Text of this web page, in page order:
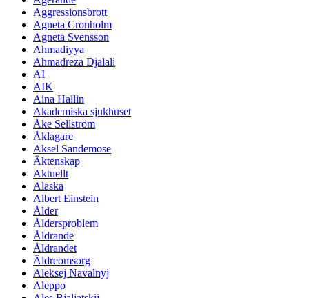
Aggressionsbrott
Agneta Cronholm
Agneta Svensson
Ahmadiyya
Ahmadreza Djalali
AI
AIK
Aina Hallin
Akademiska sjukhuset
Åke Sellström
Åklagare
Aksel Sandemose
Äktenskap
Aktuellt
Alaska
Albert Einstein
Ålder
Åldersproblem
Åldrande
Åldrandet
Äldreomsorg
Aleksej Navalnyj
Aleppo